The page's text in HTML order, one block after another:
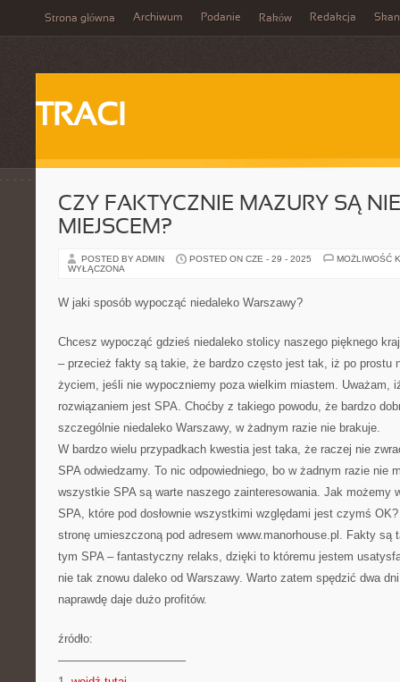
Strona główna Archiwum Podanie Raków Redakcja
TRACI
CZY FAKTYCZNIE MAZURY SĄ
MIEJSCEM?
POSTED BY ADMIN POSTED ON CZE - 29 - 2025
MOŻLIWOŚĆ
WYŁĄCZONA
W jaki sposób wypocząć niedaleko Warszawy?
Chcesz wypocząć gdzieś niedaleko stolicy naszego pięknego
– przecież fakty są takie, że bardzo często jest tak, iż po prostu
życiem, jeśli nie wypoczniemy poza wielkim miastem. Uważam,
rozwiązaniem jest SPA. Choćby z takiego powodu, że bardzo
szczególnie niedaleko Warszawy, w żadnym razie nie brakuje.
W bardzo wielu przypadkach kwestia jest taka, że raczej nie
SPA odwiedzamy. To nic odpowiedniego, bo w żadnym razie nie
wszystkie SPA są warte naszego zainteresowania. Jak możemy
SPA, które pod dosłownie wszystkimi względami jest czymś
stronę umieszczoną pod adresem www.manorhouse.pl. Fakty są
tym SPA – fantastyczny relaks, dzięki to któremu jestem
nie tak znowu daleko od Warszawy. Warto zatem spędzić dwa
naprawdę daje dużo profitów.
źródło:
———————————